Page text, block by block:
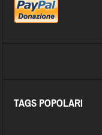
TAGS POPOLARI